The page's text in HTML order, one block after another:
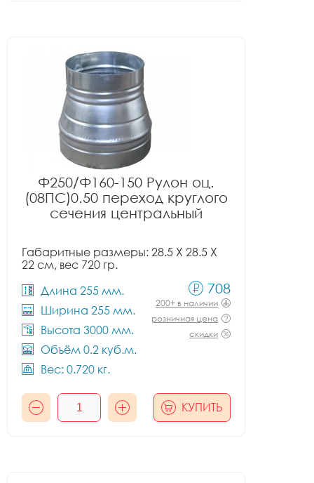
Ф250/Ф160-150 Рулон оц.
(08ПС)0.50 переход круглого
сечения центральный
Габаритные размеры: 28.5 X 28.5 X
22 см, вес 720 гр.
Длина 255 мм.
Ширина 255 мм.
Высота 3000 мм.
Объём 0.2 куб.м.
Вес: 0.720 кг.
708
200+ в наличии
розничная цена
скидки
КУПИТЬ